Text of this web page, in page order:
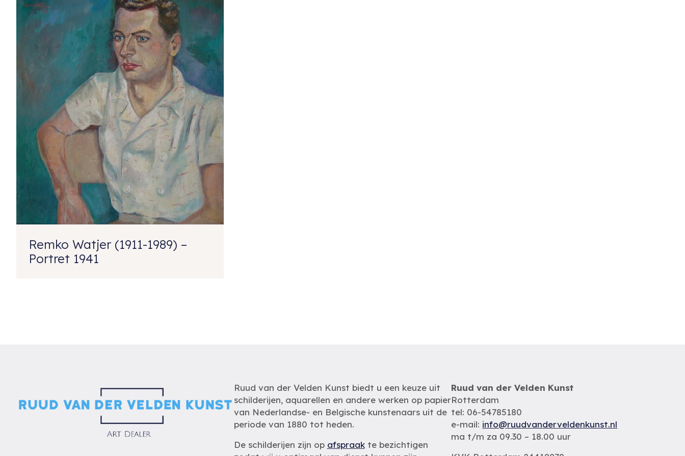
Remko Watjer (1911-1989) –
Portret 1941
Ruud van der Velden Kunst biedt u een keuze uit
schilderijen, aquarellen en andere werken op papier
van Nederlandse- en Belgische kunstenaars uit de
periode van 1880 tot heden.
De schilderijen zijn op afspraakte bezichtigen
Ruud van der Velden Kunst
Rotterdam
tel: 06-54785180
e-mail: info@ruudvanderveldenkunst.nl
ma t/m za 09.30 – 18.00 uur